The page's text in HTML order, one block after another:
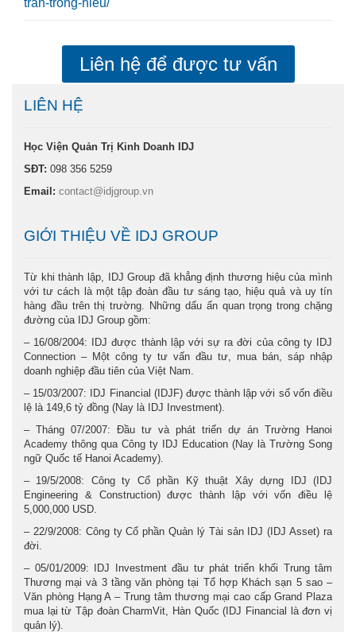
tran-trong-hieu/
Liên hệ để được tư vấn
LIÊN HỆ
Học Viện Quản Trị Kinh Doanh IDJ
SĐT: 098 356 5259
Email: contact@idjgroup.vn
GIỚI THIỆU VỀ IDJ GROUP
Từ khi thành lập, IDJ Group đã khẳng định thương hiệu của mình
với tư cách là một tập đoàn đầu tư sáng tạo, hiệu quả và uy tín
hàng đầu trên thị trường. Những dấu ấn quan trọng trong chặng
đường của IDJ Group gồm:
– 16/08/2004: IDJ được thành lập với sự ra đời của công ty IDJ
Connection – Một công ty tư vấn đầu tư, mua bán, sáp nhập
doanh nghiệp đầu tiên của Việt Nam.
– 15/03/2007: IDJ Financial (IDJF) được thành lập với số vốn điều
lệ là 149,6 tỷ đồng (Nay là IDJ Investment).
– Tháng 07/2007: Đầu tư và phát triển dự án Trường Hanoi
Academy thông qua Công ty IDJ Education (Nay là Trường Song
ngữ Quốc tế Hanoi Academy).
– 19/5/2008: Công ty Cổ phần Kỹ thuật Xây dựng IDJ (IDJ
Engineering & Construction) được thành lập với vốn điều lệ
5,000,000 USD.
– 22/9/2008: Công ty Cổ phần Quản lý Tài sản IDJ (IDJ Asset) ra
đời.
– 05/01/2009: IDJ Investment đầu tư phát triển khối Trung tâm
Thương mại và 3 tầng văn phòng tại Tổ hợp Khách sạn 5 sao –
Văn phòng Hạng A – Trung tâm thương mại cao cấp Grand Plaza
mua lại từ Tập đoàn CharmVit, Hàn Quốc (IDJ Financial là đơn vị
quản lý).